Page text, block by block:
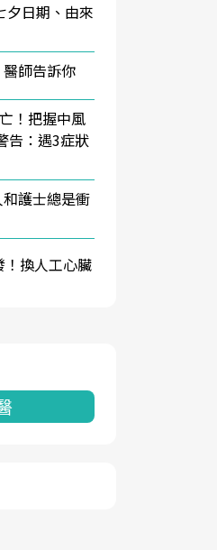
夕日期、由來
師告訴你
！把握中風
告：遇3症狀
護士總是衝
換人工心臟